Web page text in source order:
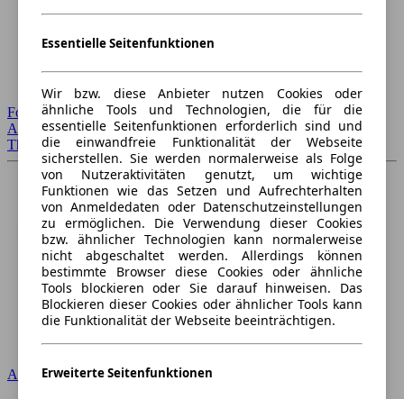
Forum Startseite
Alle Auto-Foren
Themen-Forum
Audi
Essentielle Seitenfunktionen
Wir bzw. diese Anbieter nutzen Cookies oder
ähnliche Tools und Technologien, die für die
essentielle Seitenfunktionen erforderlich sind und
die einwandfreie Funktionalität der Webseite
sicherstellen. Sie werden normalerweise als Folge
von Nutzeraktivitäten genutzt, um wichtige
Funktionen wie das Setzen und Aufrechterhalten
von Anmeldedaten oder Datenschutzeinstellungen
zu ermöglichen. Die Verwendung dieser Cookies
bzw. ähnlicher Technologien kann normalerweise
nicht abgeschaltet werden. Allerdings können
bestimmte Browser diese Cookies oder ähnliche
Tools blockieren oder Sie darauf hinweisen. Das
Blockieren dieser Cookies oder ähnlicher Tools kann
die Funktionalität der Webseite beeinträchtigen.
Erweiterte Seitenfunktionen